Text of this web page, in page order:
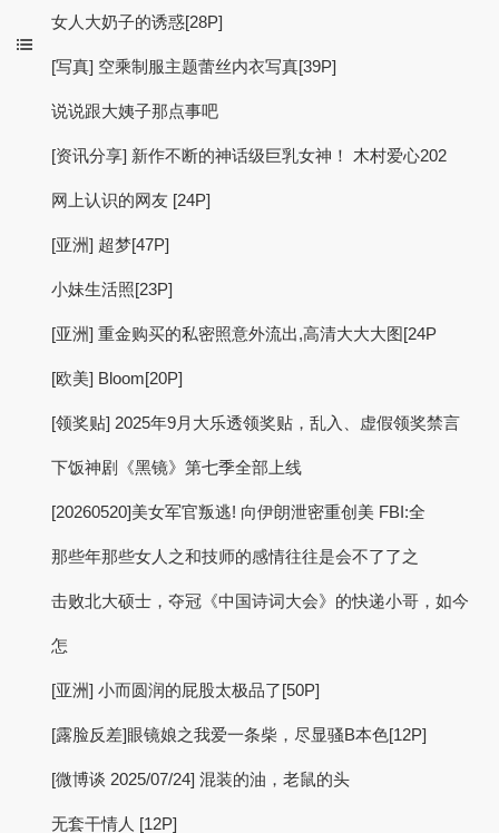
女人大奶子的诱惑[28P]
[写真] 空乘制服主题蕾丝内衣写真[39P]
说说跟大姨子那点事吧
[资讯分享] 新作不断的神话级巨乳女神！ 木村爱心202
网上认识的网友 [24P]
[亚洲] 超梦[47P]
小妹生活照[23P]
[亚洲] 重金购买的私密照意外流出,高清大大大图[24P
[欧美] Bloom[20P]
[领奖贴] 2025年9月大乐透领奖贴，乱入、虚假领奖禁言
下饭神剧《黑镜》第七季全部上线
[20260520]美女军官叛逃! 向伊朗泄密重创美 FBI:全
那些年那些女人之和技师的感情往往是会不了了之
击败北大硕士，夺冠《中国诗词大会》的快递小哥，如今
怎
[亚洲] 小而圆润的屁股太极品了[50P]
[露脸反差]眼镜娘之我爱一条柴，尽显骚B本色[12P]
[微博谈 2025/07/24] 混装的油，老鼠的头
无套干情人 [12P]